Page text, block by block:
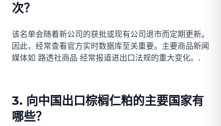
次？
该名单会随着新公司的获批或现有公司退市而定期更新。
因此，经常查看官方实时数据库至关重要。主要商品新闻
媒体如 路透社商品 经常报道进出口法规的重大变化。.
3. 向中国出口棕榈仁粕的主要国家有
哪些？